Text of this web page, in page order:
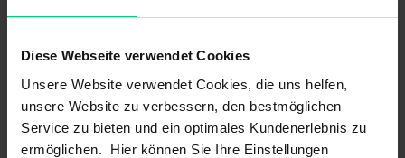
Diese Webseite verwendet Cookies
Unsere Website verwendet Cookies, die uns helfen,
unsere Website zu verbessern, den bestmöglichen
Service zu bieten und ein optimales Kundenerlebnis zu
ermöglichen. Hier können Sie Ihre Einstellungen
EMV Erdbaumaschinen und
DIN EN ISO 13766-1<br>pulse "load
EMV Land- und forstwirtschaftliche
Maschinen (Norm):
EN ISO 14982<br>pulse 5b: max.
voltage 35V (absolute), functional
status C for pulse 1 and 4